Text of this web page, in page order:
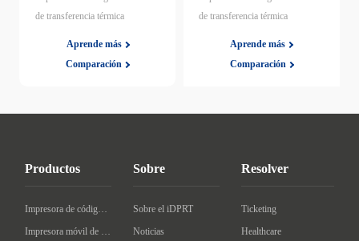
de transferencia térmica
Aprende más
Comparación
de transferencia térmica
Aprende más
Comparación
Productos
Impresora de código de barras de escritorio
Impresora móvil de código de barras
Sobre
Sobre el iDPRT
Noticias
Resolver
Ticketing
Healthcare